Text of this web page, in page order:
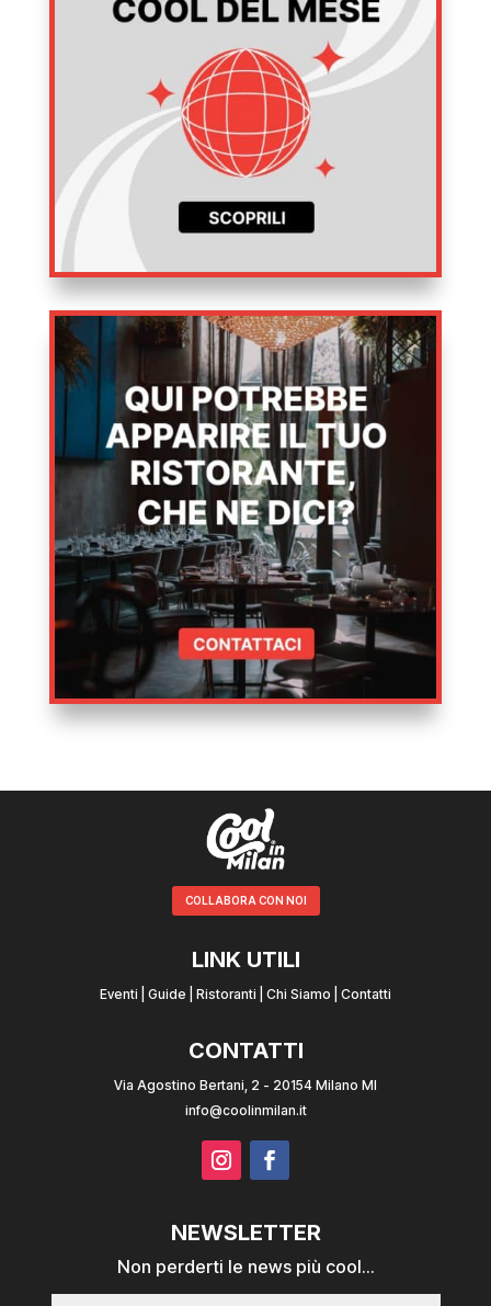
COLLABORA CON NOI
LINK UTILI
Eventi Guide Ristoranti Chi Siamo Contatti
CONTATTI
Via Agostino Bertani, 2 - 20154 Milano MI
info@coolinmilan.it
NEWSLETTER
Non perderti le news più cool...